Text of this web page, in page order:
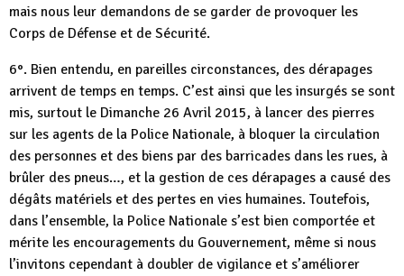
mais nous leur demandons de se garder de provoquer les
Corps de Défense et de Sécurité.
6°. Bien entendu, en pareilles circonstances, des dérapages
arrivent de temps en temps. C’est ainsi que les insurgés se sont
mis, surtout le Dimanche 26 Avril 2015, à lancer des pierres
sur les agents de la Police Nationale, à bloquer la circulation
des personnes et des biens par des barricades dans les rues, à
brûler des pneus…, et la gestion de ces dérapages a causé des
dégâts matériels et des pertes en vies humaines. Toutefois,
dans l’ensemble, la Police Nationale s’est bien comportée et
mérite les encouragements du Gouvernement, même si nous
l’invitons cependant à doubler de vigilance et s’améliorer